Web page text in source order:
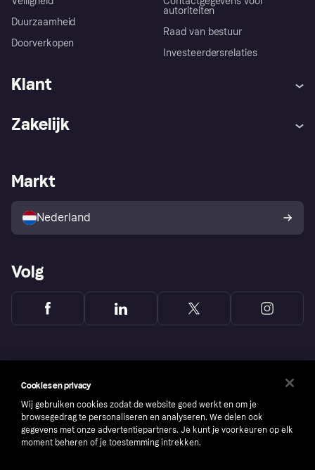
Duurzaamheid
Doorverkopen
autoriteiten
Raad van bestuur
Investeerdersrelaties
Klant
Winkeloverzicht
Kopersbescherming voor
consumenten
Zakelijk
Zakelijke login
Markt
Nederland
Volg
Cookies en privacy
Wij gebruiken cookies zodat de website goed werkt en om je
browsegedrag te personaliseren en analyseren. We delen ook
gegevens met onze advertentiepartners. Je kunt je voorkeuren op elk
moment beheren of je toestemming intrekken.